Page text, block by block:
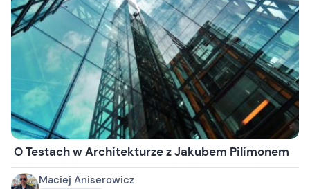
O Testach w Architekturze z Jakubem Pilimonem
Maciej Aniserowicz